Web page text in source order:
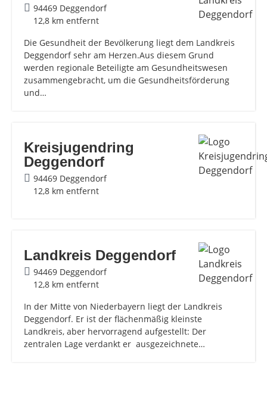
94469 Deggendorf
12,8 km entfernt
Die Gesundheit der Bevölkerung liegt dem Landkreis
Deggendorf sehr am Herzen.Aus diesem Grund
werden regionale Beteiligte am Gesundheitswesen
zusammengebracht, um die Gesundheitsförderung
und…
Kreisjugendring
Deggendorf
94469 Deggendorf
12,8 km entfernt
Landkreis Deggendorf
94469 Deggendorf
12,8 km entfernt
In der Mitte von Niederbayern liegt der Landkreis
Deggendorf. Er ist der flächenmäßig kleinste
Landkreis, aber hervorragend aufgestellt: Der
zentralen Lage verdankt er ausgezeichnete…